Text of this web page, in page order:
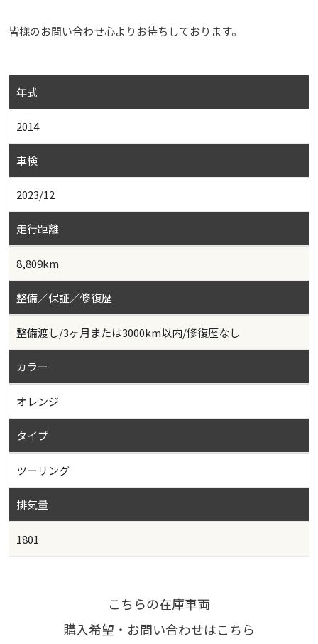
皆様のお問い合わせ心よりお待ちしております。
年式
2014
車検
2023/12
走行距離
8,809km
整備／保証／修復歴
整備渡し/3ヶ月または3000km以内/修復歴なし
カラー
オレンジ
タイプ
ツーリング
排気量
1801
こちらの在庫車両
購入希望・お問い合わせはこちら